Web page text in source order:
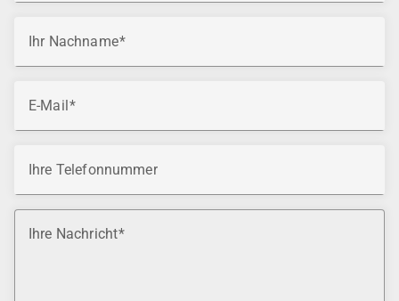
Ihr Nachname
E-Mail
Ihre Telefonnummer
Ihre Nachricht